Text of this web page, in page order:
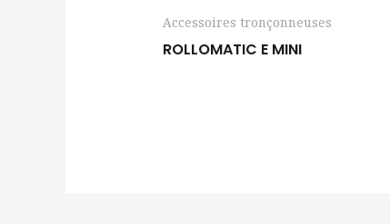
Accessoires tronçonneuses
ROLLOMATIC E MINI